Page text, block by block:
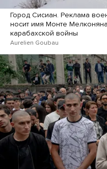
Город Сисиан. Реклама
носит имя Монте
карабахской войны
Aurelien Goubau